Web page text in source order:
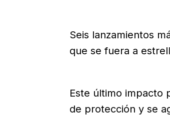
Seis lanzamientos
que se fuera a
Este último impacto
de protección y se